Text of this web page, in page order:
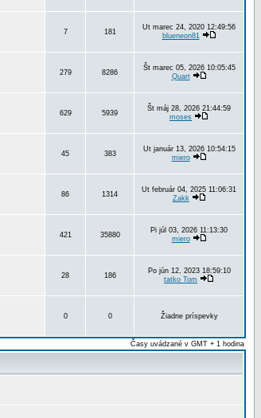
7 181
Ut marec 24, 2020 12:49:56
blueneon81
279 8286
Št marec 05, 2026 10:05:45
Quart
629 5939
Št máj 28, 2026 21:44:59
moses
45 383
Ut január 13, 2026 10:54:15
miero
86 1314
Ut február 04, 2025 11:06:31
Zakk
421 35880
Pi júl 03, 2026 11:13:30
miero
28 186
Po jún 12, 2023 18:59:10
tatko Tom
0 0 Žiadne príspevky
Časy uvádzané v GMT + 1 hodina